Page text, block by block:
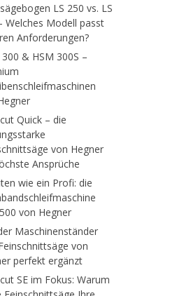
LS 250 vs. LS
Welches Modell passt
Anforderungen?
300 & HSM 300S –
Quick – die
von Hegner
Ansprüche
wie ein Profi: die
von Hegner
Maschinenständer
von
perfekt ergänzt
SE im Fokus: Warum